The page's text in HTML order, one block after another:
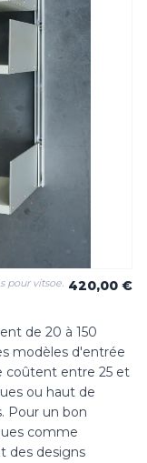
pour vitsoe. 420,00 €
de 20 à 150
modèles d'entrée
coûtent entre 25 et
ou haut de
Pour un bon
comme
des designs